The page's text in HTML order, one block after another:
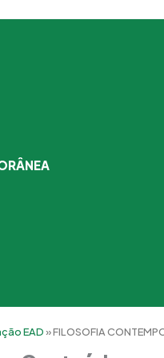
EAD»FILOSOFIA